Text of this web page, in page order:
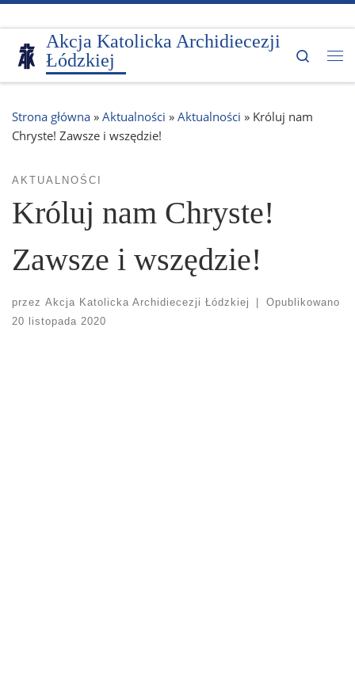
Przejdź do treści
Akcja Katolicka Archidiecezji
Łódzkiej
Search
Strona główna » Aktualności » Aktualności » Króluj nam
Chryste! Zawsze i wszędzie!
AKTUALNOŚCI
Króluj nam Chryste!
Zawsze i wszędzie!
przez Akcja Katolicka Archidiecezji Łódzkiej
Opublikowano
20 listopada 2020